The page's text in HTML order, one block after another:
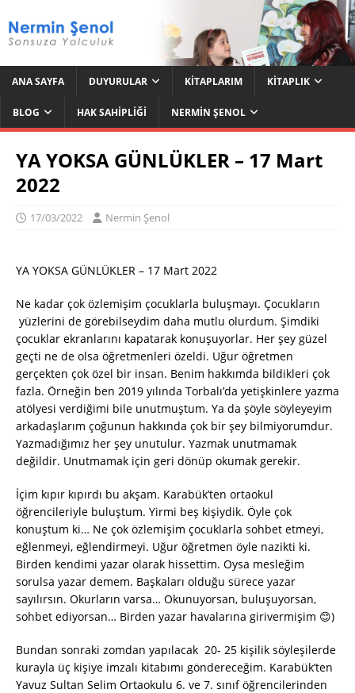
ANA SAYFA DUYURULAR KITAPLARIM KITAPLIK
BLOG HAK SAHIPLIĞI NERMIN ŞENOL
YA YOKSA GÜNLÜKLER – 17 Mart
2022
17/03/2022 Nermin Şenol
YA YOKSA GÜNLÜKLER – 17 Mart 2022
Ne kadar çok özlemişim çocuklarla buluşmayı. Çocukların
yüzlerini de görebilseydim daha mutlu olurdum. Şimdiki
çocuklar ekranlarını kapatarak konuşuyorlar. Her şey güzel
geçti ne de olsa öğretmenleri özeldi. Uğur öğretmen
gerçekten çok özel bir insan. Benim hakkımda bildikleri çok
fazla. Örneğin ben 2019 yılında Torbalı’da yetişkinlere yazma
atölyesi verdiğimi bile unutmuştum. Ya da şöyle söyleyeyim
arkadaşlarım çoğunun hakkında çok bir şey bilmiyorumdur.
Yazmadığımız her şey unutulur. Yazmak unutmamak
değildir. Unutmamak için geri dönüp okumak gerekir.
İçim kıpır kıpırdı bu akşam. Karabük’ten ortaokul
öğrencileriyle buluştum. Yirmi beş kişiydik. Öyle çok
konuştum ki… Ne çok özlemişim çocuklarla sohbet etmeyi,
eğlenmeyi, eğlendirmeyi. Uğur öğretmen öyle nazikti ki.
Birden kendimi yazar olarak hissettim. Oysa mesleğim
sorulsa yazar demem. Başkaları olduğu sürece yazar
sayılırsın. Okurların varsa… Okunuyorsan, buluşuyorsan,
sohbet ediyorsan… Birden yazar havalarına girivermişim 😊)
Bundan sonraki zomdan yapılacak 20- 25 kişilik söyleşilerde
kurayla üç kişiye imzalı kitabımı göndereceğim. Karabük’ten
Yavuz Sultan Selim Ortaokulu 6. ve 7. sınıf öğrencilerinden